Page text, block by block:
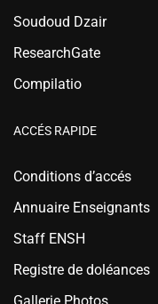
Soudoud Dzair
ResearchGate
Compilatio
ACCÉS RAPIDE
Conditions d’accés
Annuaire Enseignants
Staff ENSH
Registre de doléances